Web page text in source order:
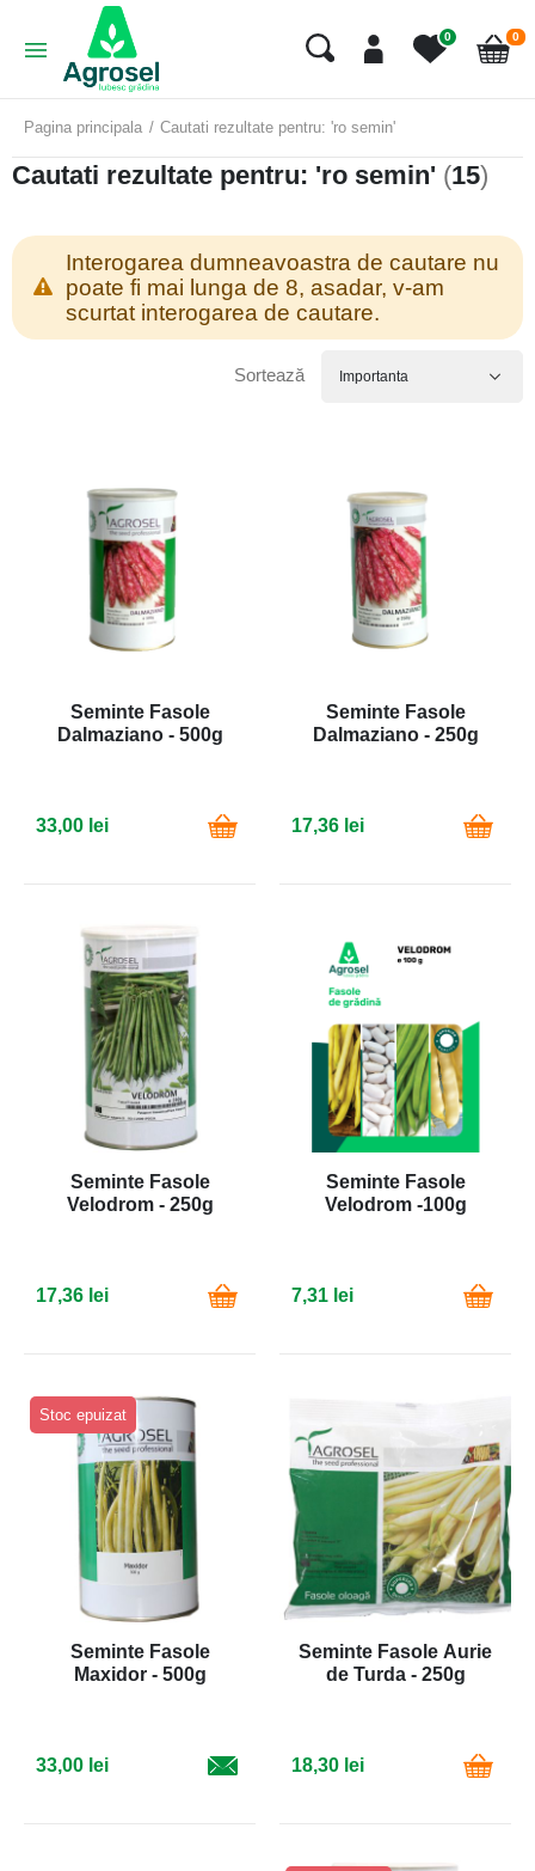
0
Cart
0
Pagina principala Cautati rezultate pentru: 'ro semin'
Cautati rezultate pentru: 'ro semin' (15)
Interogarea dumneavoastra de cautare nu
poate fi mai lunga de 8, asadar, v-am
scurtat interogarea de cautare.
Sortează
Seminte Fasole
Dalmaziano - 500g
33,00 lei
Seminte Fasole
Dalmaziano - 250g
17,36 lei
Seminte Fasole
Velodrom - 250g
17,36 lei
Seminte Fasole
Velodrom -100g
7,31 lei
Stoc epuizat
Seminte Fasole
Maxidor - 500g
33,00 lei
Seminte Fasole Aurie
de Turda - 250g
18,30 lei